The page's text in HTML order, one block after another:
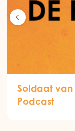
Soldaat van
Podcast